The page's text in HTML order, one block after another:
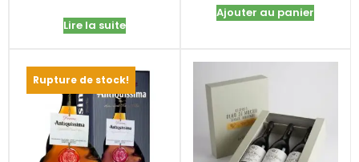
Lire la suite
Ajouter au panier
Rupture de stock!